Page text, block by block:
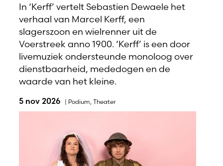
In ‘Kerff’ vertelt Sebastien Dewaele het
verhaal van Marcel Kerff, een
slagerszoon en wielrenner uit de
Voerstreek anno 1900. ‘Kerff’ is een door
livemuziek ondersteunde monoloog over
dienstbaarheid, mededogen en de
waarde van het kleine.
5 nov 2026 | Podium, Theater